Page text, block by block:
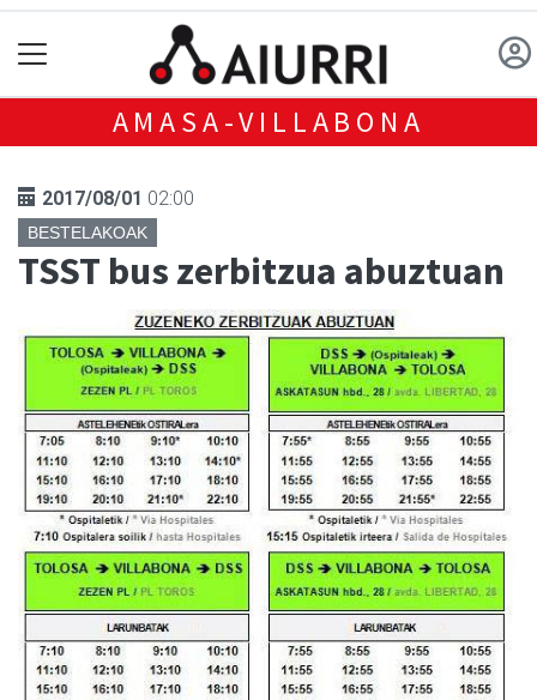
AMASA-VILLABONA
2017/08/01 02:00
BESTELAKOAK
TSST bus zerbitzua abuztuan